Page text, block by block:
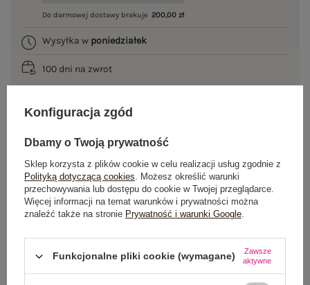
Do darmowej dostawy brakuje 200,00 zł
Wysyłka w poniedziałek
100 dni na zwrot
GŁÓWNE PARAMETRY
OPINIE O PRODUKCIE (8)
ZWROTY I REKLAMACJE
Konfiguracja zgód
Dbamy o Twoją prywatność
Sklep korzysta z plików cookie w celu realizacji usług zgodnie z
Polityką dotyczącą cookies. Możesz określić warunki
przechowywania lub dostępu do cookie w Twojej przeglądarce.
Więcej informacji na temat warunków i prywatności można
znaleźć także na stronie Prywatność i warunki Google.
Funkcjonalne pliki cookie (wymagane)
Zawsze
aktywne